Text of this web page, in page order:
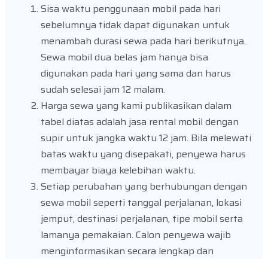
Sisa waktu penggunaan mobil pada hari
sebelumnya tidak dapat digunakan untuk
menambah durasi sewa pada hari berikutnya.
Sewa mobil dua belas jam hanya bisa
digunakan pada hari yang sama dan harus
sudah selesai jam 12 malam.
Harga sewa yang kami publikasikan dalam
tabel diatas adalah jasa rental mobil dengan
supir untuk jangka waktu 12 jam. Bila melewati
batas waktu yang disepakati, penyewa harus
membayar biaya kelebihan waktu.
Setiap perubahan yang berhubungan dengan
sewa mobil seperti tanggal perjalanan, lokasi
jemput, destinasi perjalanan, tipe mobil serta
lamanya pemakaian. Calon penyewa wajib
menginformasikan secara lengkap dan